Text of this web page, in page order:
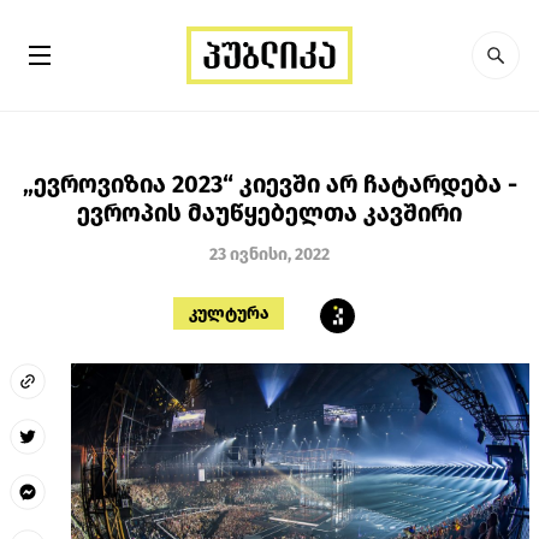
„ევროვიზია 2023“ კიევში არ ჩატარდება -
ევროპის მაუწყებელთა კავშირი
23 ივნისი, 2022
კულტურა